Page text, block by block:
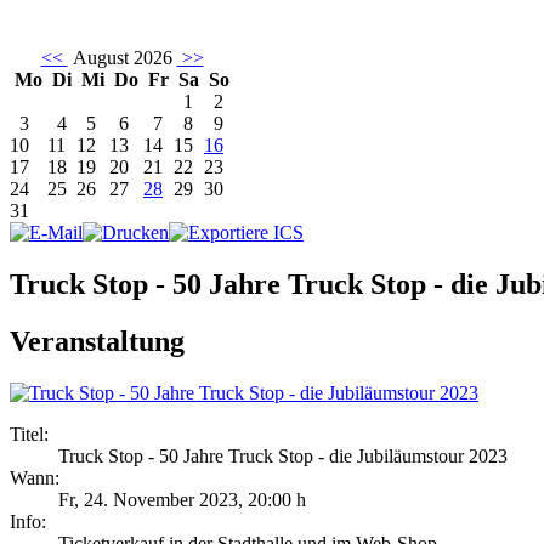
<< August 2026 >>
Mo Di Mi Do Fr Sa So
1
2
3
4 5 6 7 8
9
10
11 12 13 14 15 16
17
18 19 20 21 22 23
24
25 26 27 28 29 30
31
Truck Stop - 50 Jahre Truck Stop - die
Veranstaltung
Titel:
Truck Stop - 50 Jahre Truck Stop - die Jubiläumstour 2023
Wann:
Fr, 24. November 2023, 20:00 h
Info: